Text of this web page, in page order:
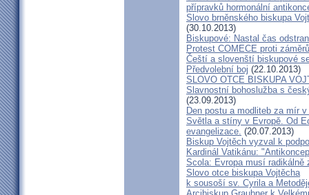
přípravků hormonální
Slovo brněnského biskupa
(30.10.2013)
Biskupové: Nastal čas
Protest COMECE proti
Čeští a slovenští biskupové
Předvolební boj (22.10.2013)
SLOVO OTCE BISKUPA
Slavnostní bohoslužba s
(23.09.2013)
Den postu a modliteb za mír
Světla a stíny v Evropě. Od
evangelizace. (20.07.2013)
Biskup Vojtěch vyzval k
Kardinál Vatikánu:
Scola: Evropa musí
Slovo otce biskupa Vojtěcha
k sousoší sv. Cyrila a